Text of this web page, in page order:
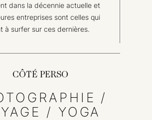
dans la décennie actuelle et
entreprises sont celles qui
à surfer sur ces dernières.
CÔTÉ PERSO
/
/ YOGA